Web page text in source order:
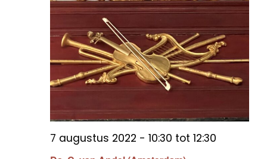
7 augustus 2022 - 10:30 tot 12:30